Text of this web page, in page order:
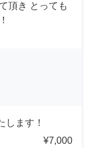
頂き とっても
します！
¥7,000